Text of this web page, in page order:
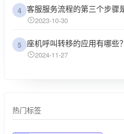
4
2023-10-30
5
2024-11-27
热门标签